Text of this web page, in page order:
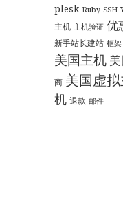
plesk Ruby SSH
主机 主机验证 优
新手站长建站 框架
美国主机
商 美国虚
机 退款 邮件